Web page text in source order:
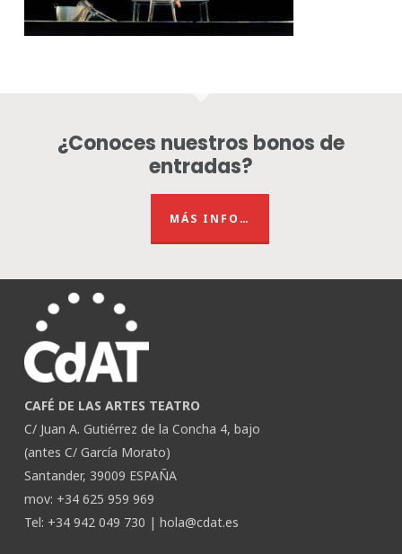
¿Conoces nuestros bonos de
entradas?
MÁS INFO…
CAFÉ DE LAS ARTES TEATRO
C/ Juan A. Gutiérrez de la Concha 4, bajo
(antes C/ García Morato)
Santander, 39009 ESPAÑA
mov: +34 625 959 969
Tel: +34 942 049 730 | hola@cdat.es